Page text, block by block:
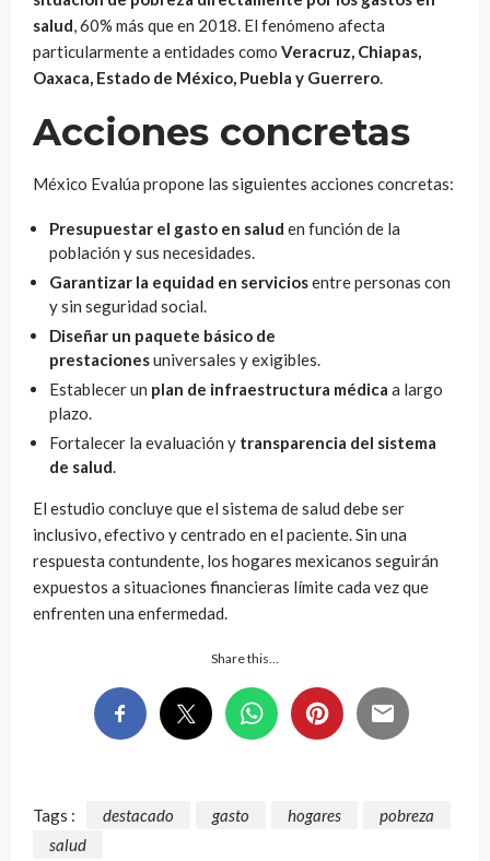
salud, 60% más que en 2018. El fenómeno afecta
particularmente a entidades como Veracruz, Chiapas,
Oaxaca, Estado de México, Puebla y Guerrero.
Acciones concretas
México Evalúa propone las siguientes acciones concretas:
Presupuestar el gasto en salud en función de la
población y sus necesidades.
Garantizar la equidad en serviciosentre personas con
y sin seguridad social.
Diseñar un paquete básico de
prestacionesuniversales y exigibles.
Establecer un plan de infraestructura médica a largo
plazo.
Fortalecer la evaluación y transparencia del sistema
de salud.
El estudio concluye que el sistema de salud debe ser
inclusivo, efectivo y centrado en el paciente. Sin una
respuesta contundente, los hogares mexicanos seguirán
expuestos a situaciones financieras límite cada vez que
enfrenten una enfermedad.
Share this…
Tags : destacado gasto hogares
pobreza
salud